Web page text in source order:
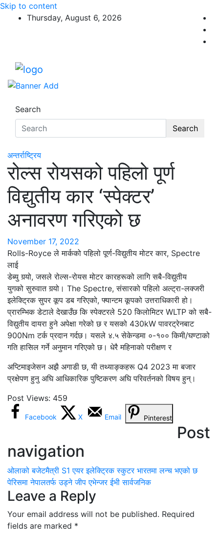
Skip to content
Thursday, August 6, 2026
Search
Search
अन्तर्राष्ट्रिय
रोल्स रोयसको पहिलो पूर्ण
विद्युतीय कार ‘स्पेक्टर’
अनावरण गरिएको छ
November 17, 2022
Rolls-Royce ले मार्कको पहिलो पूर्ण-विद्युतीय मोटर कार, Spectre
लाई
डेब्यु गर्‍यो, जसले रोल्स-रोयस मोटर कारहरूको लागि सबै-विद्युतीय
युगको सुरुवात गर्‍यो। The Spectre, संसारको पहिलो अल्ट्रा-लक्जरी
इलेक्ट्रिक सुपर कूप डब गरिएको, फ्यान्टम कूपको उत्तराधिकारी हो।
प्रारम्भिक डेटाले देखाउँछ कि स्पेक्टरले 520 किलोमिटर WLTP को सबै-
विद्युतीय दायरा हुने अपेक्षा गरेको छ र यसको 430kW पावरट्रेनबाट
900Nm टर्क प्रदान गर्दछ। यसले ४.५ सेकेन्डमा ०-१०० किमी/घण्टाको
गति हासिल गर्ने अनुमान गरिएको छ। धेरै महिनाको परीक्षण र
अप्टिमाइजेसन अझै अगाडी छ, यी तथ्याङ्कहरू Q4 2023 मा बजार
प्रक्षेपण हुनु अघि आधिकारिक पुष्टिकरण अघि परिवर्तनको विषय हुन्।
Post Views: 459
Facebook X Email Pinterest
Post
navigation
ओलाको बजेटमैत्री S1 एयर इलेक्ट्रिक स्कुटर भारतमा लन्च भएको छ
पेरिसमा नेपालतर्फ उड्ने जीप एभेन्जर ईभी सार्वजनिक
Leave a Reply
Your email address will not be published. Required
fields are marked *